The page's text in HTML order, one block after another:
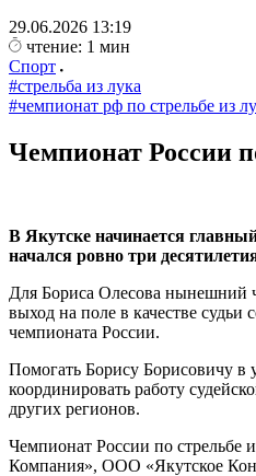
29.06.2026 13:19
чтение: 1 мин
Спорт
#стрельба из лука
#чемпионат рф по стрельбе из
Чемпионат России
В Якутске начинается
начался ровно три
Для Бориса Олесова нынешний
выход на поле в качестве
чемпионата России.
Помогать Борису Борисовичу в
координировать работу
других регионов.
Чемпионат России по стрельбе
Компания», ООО «Якутское